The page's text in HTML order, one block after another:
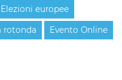
Elezioni europee
rotonda Evento Online